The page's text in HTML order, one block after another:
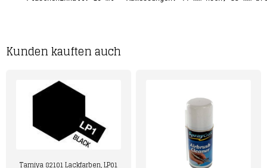
Kunden kauften auch
Tamiya 82101 Lackfarben, LP01